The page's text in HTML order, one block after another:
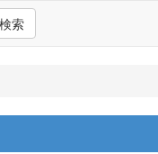
検索